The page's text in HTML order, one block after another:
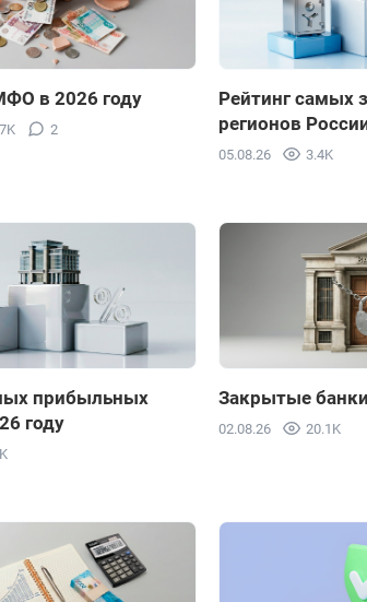
в 2026 году
2
Рейтинг самых
регионов
05.08.26 3.4K
прибыльных
году
Закрытые
02.08.26 20.1K